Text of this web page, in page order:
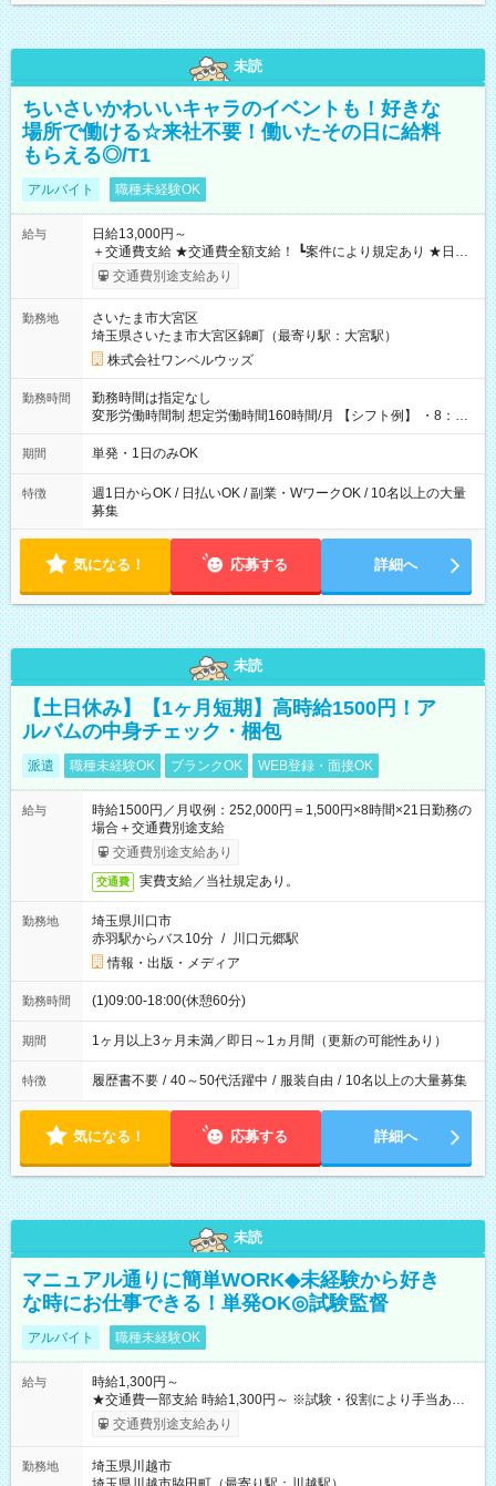
未読
ちいさいかわいいキャラのイベントも！好きな
場所で働ける☆来社不要！働いたその日に給料
もらえる◎/T1
アルバイト 職種未経験OK
給与
日給13,000円～
＋交通費支給 ★交通費全額支給！ ┗案件により規定あり ★日払
いOK！（規定あり） ┗働いたその日に現金GET♪ お仕事後はコ
ンビニATMから 日払い分を引き落とせます！ 【試用期間】試
交通費別途支給あり
勤務地
さいたま市大宮区
埼玉県さいたま市大宮区錦町（最寄り駅：大宮駅）
株式会社ワンベルウッズ
勤務時間
勤務時間は指定なし
変形労働時間制 想定労働時間160時間/月 【シフト例】 ・8：00
～21：00
期間 単発・1日のみOK
特徴
週1日からOK / 日払いOK / 副業・WワークOK / 10名以上の大量
募集
気になる！ 応募する 詳細へ
未読
【土日休み】【1ヶ月短期】高時給1500円！ア
ルバムの中身チェック・梱包
派遣 職種未経験OK ブランクOK WEB登録・面接OK
給与
時給1500円／月収例：252,000円＝1,500円×8時間×21日勤務の
場合＋交通費別途支給
交通費別途支給あり
交通費 実費支給／当社規定あり。
勤務地
埼玉県川口市
赤羽駅からバス10分 / 川口元郷駅
情報・出版・メディア
勤務時間 (1)09:00-18:00(休憩60分)
期間 1ヶ月以上3ヶ月未満／即日～1ヵ月間（更新の可能性あり）
特徴 履歴書不要 / 40～50代活躍中 / 服装自由 / 10名以上の大量募集
気になる！ 応募する 詳細へ
未読
マニュアル通りに簡単WORK◆未経験から好き
な時にお仕事できる！単発OK◎試験監督
アルバイト 職種未経験OK
給与
時給1,300円～
★交通費一部支給 時給1,300円～ ※試験・役割により手当あり
※勤務回数により昇給あり 【即給（前払い）オプションあ
り！】 希望される場合、勤務から1週間ほどで給与の一部を受け
例】 ・河合塾模擬試験 8:30～17:30（休憩1時間） 時給1,300円
交通費別途支給あり
勤務地
埼玉県川越市